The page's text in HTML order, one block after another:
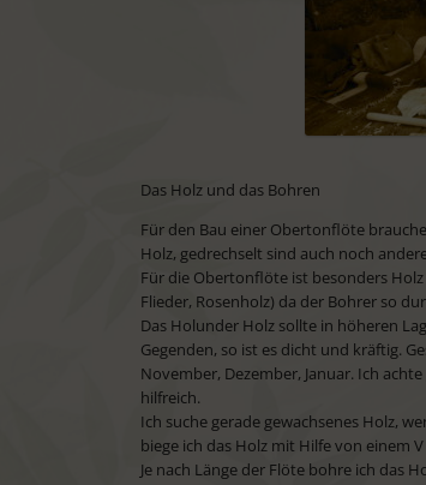
Das Holz und das Bohren
Für den Bau einer Obertonflöte
Holz, gedrechselt sind auch noch
Für die Obertonflöte ist besonders
Flieder, Rosenholz) da der Bohrer so
Das Holunder Holz sollte in höheren
Gegenden, so ist es dicht und kräftig.
November, Dezember, Januar. Ich
hilfreich.
Ich suche gerade gewachsenes Holz,
biege ich das Holz mit Hilfe von einem
Je nach Länge der Flöte bohre ich das